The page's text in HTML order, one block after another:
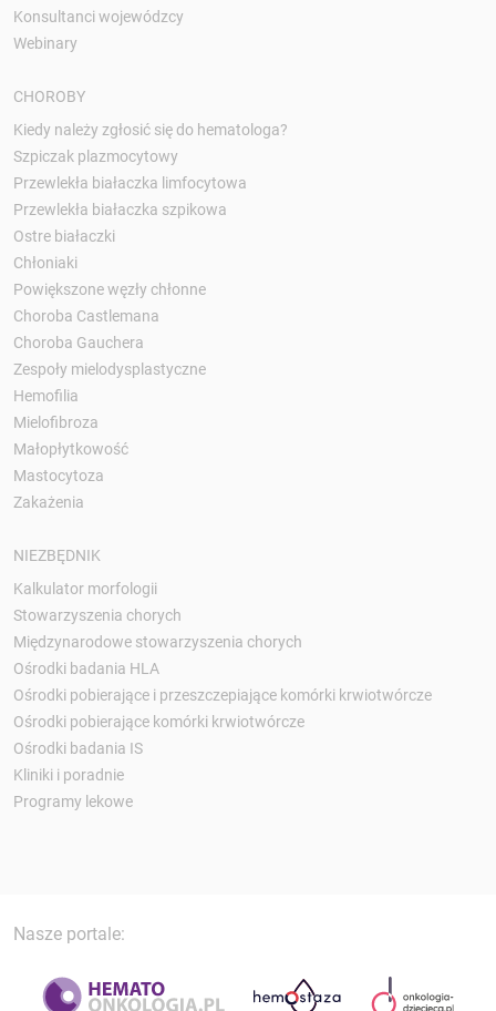
Konsultanci wojewódzcy
Webinary
CHOROBY
Kiedy należy zgłosić się do hematologa?
Szpiczak plazmocytowy
Przewlekła białaczka limfocytowa
Przewlekła białaczka szpikowa
Ostre białaczki
Chłoniaki
Powiększone węzły chłonne
Choroba Castlemana
Choroba Gauchera
Zespoły mielodysplastyczne
Hemofilia
Mielofibroza
Małopłytkowość
Mastocytoza
Zakażenia
NIEZBĘDNIK
Kalkulator morfologii
Stowarzyszenia chorych
Międzynarodowe stowarzyszenia chorych
Ośrodki badania HLA
Ośrodki pobierające i przeszczepiające komórki krwiotwórcze
Ośrodki pobierające komórki krwiotwórcze
Ośrodki badania IS
Kliniki i poradnie
Programy lekowe
Nasze portale: